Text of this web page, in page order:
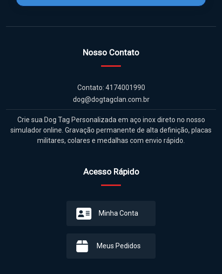
Nosso Contato
Contato: 4174001990
dog@dogtagclan.com.br
Crie sua Dog Tag Personalizada em aço inox direto no nosso
simulador online. Gravação permanente de alta definição, placas
militares, colares e medalhas com envio rápido.
Acesso Rápido
Minha Conta
Meus Pedidos